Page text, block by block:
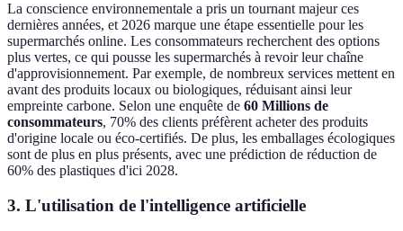
La conscience environnementale a pris un tournant majeur ces
dernières années, et 2026 marque une étape essentielle pour les
supermarchés online. Les consommateurs recherchent des options
plus vertes, ce qui pousse les supermarchés à revoir leur chaîne
d'approvisionnement. Par exemple, de nombreux services mettent en
avant des produits locaux ou biologiques, réduisant ainsi leur
empreinte carbone. Selon une enquête de 60 Millions de
consommateurs, 70% des clients préfèrent acheter des produits
d'origine locale ou éco-certifiés. De plus, les emballages écologiques
sont de plus en plus présents, avec une prédiction de réduction de
60% des plastiques d'ici 2028.
3. L'utilisation de l'intelligence artificielle